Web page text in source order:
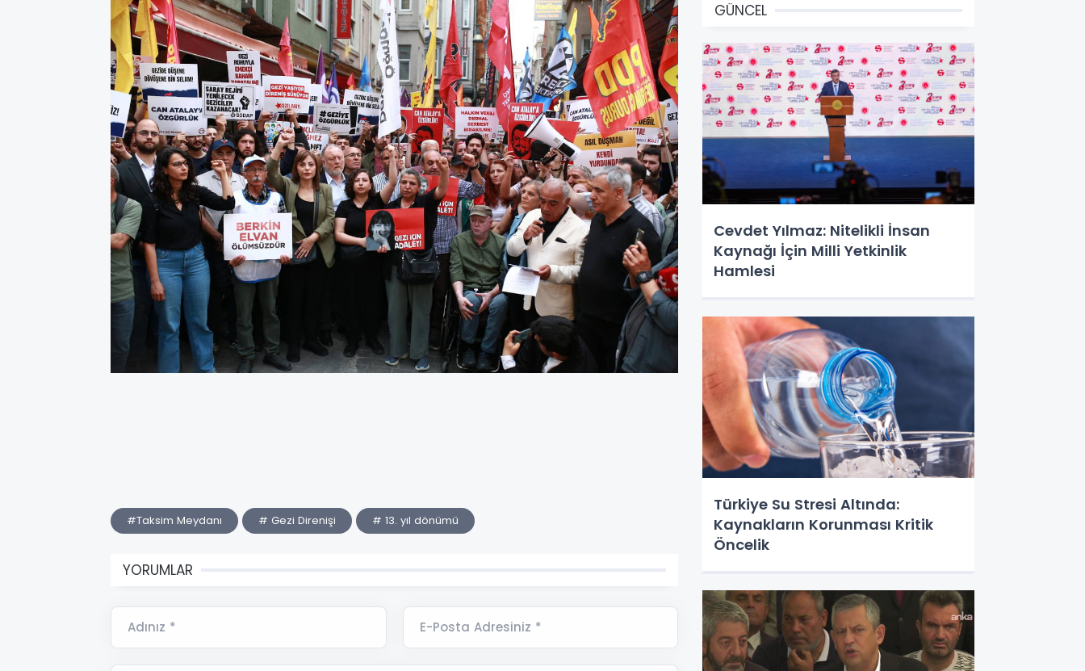
#Taksim Meydanı # Gezi Direnişi # 13. yıl dönümü
YORUMLAR
Adınız * E-Posta Adresiniz *
GÜNCEL
Cevdet Yılmaz: Nitelikli İnsan
Kaynağı İçin Milli Yetkinlik
Hamlesi
Türkiye Su Stresi Altında:
Kaynakların Korunması Kritik
Öncelik